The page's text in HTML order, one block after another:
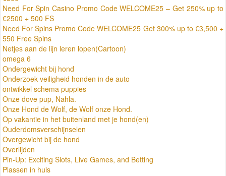
Need For Spin Casino Promo Code WELCOME25 – Get 250% up to
€2500 + 500 FS
Need For Spins Promo Code WELCOME25 Get 300% up to €3,500 +
550 Free Spins
Netjes aan de lijn leren lopen(Cartoon)
omega 6
Ondergewicht bij hond
Onderzoek veiligheid honden in de auto
ontwikkel schema puppies
Onze dove pup, Nahla.
Onze Hond de Wolf, de Wolf onze Hond.
Op vakantie in het buitenland met je hond(en)
Ouderdomsverschijnselen
Overgewicht bij de hond
Overlijden
Pin-Up: Exciting Slots, Live Games, and Betting
Plassen in huis